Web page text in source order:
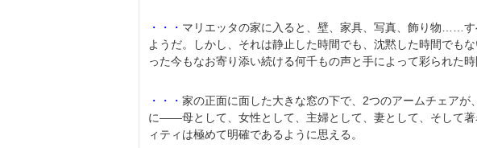
・・・ マリエッタの家に入ると、壁、家具、写真、飾り物……
ようだ。しかし、それは静止した時間でも、沈黙した時間でも
った今もなお寄り添い続ける何千もの声と手によって彩られた時
・・・ 家の正面に面した大きな窓の下で、2つのアームチェア
に――母として、女性として、主婦として、妻として、そして
ィティは極めて明確であるように思える。